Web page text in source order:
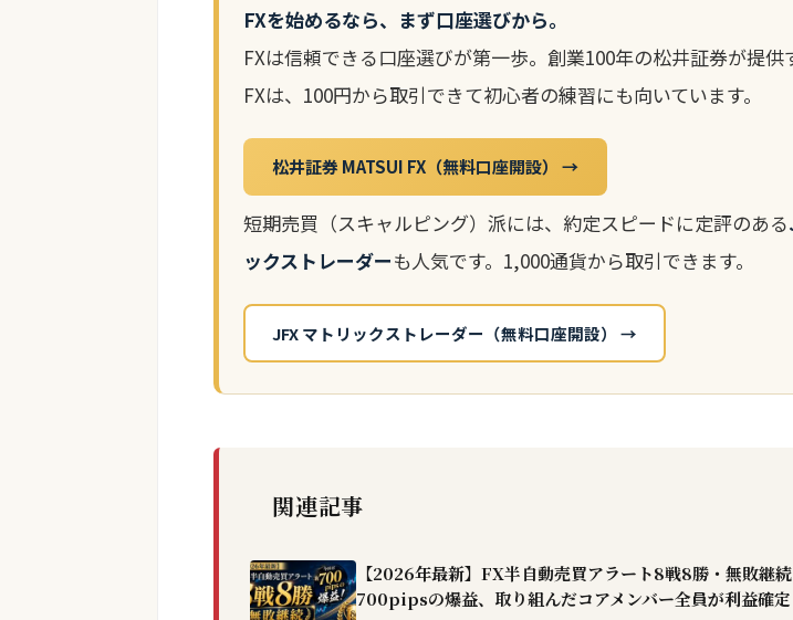
FXを始めるなら、まず口座選びから。
FXは信頼できる口座選びが第一歩。創業100年の松井証券が提供
FXは、100円から取引できて初心者の練習にも向いています。
松井証券 MATSUI FX（無料口座開設） →
短期売買（スキャルピング）派には、約定スピードに定評のある
ックストレーダーも人気です。1,000通貨から取引できます。
JFX マトリックストレーダー（無料口座開設） →
関連記事
【2026年最新】FX半自動売買アラート8戦8勝・無敗継
700pipsの爆益、取り組んだコアメンバー全員が利益確定